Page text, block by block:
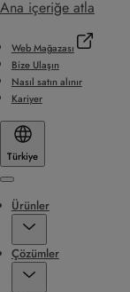
Ana içeriğe atla
Web Mağazası
Bize Ulaşın
Nasıl satın alınır
Kariyer
Türkiye
Menu
Ürünler
Çözümler